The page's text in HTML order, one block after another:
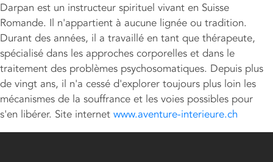
Darpan est un instructeur spirituel vivant en Suisse
Romande. Il n'appartient à aucune lignée ou tradition.
Durant des années, il a travaillé en tant que thérapeute,
spécialisé dans les approches corporelles et dans le
traitement des problèmes psychosomatiques. Depuis plus
de vingt ans, il n'a cessé d'explorer toujours plus loin les
mécanismes de la souffrance et les voies possibles pour
s'en libérer. Site internet www.aventure-interieure.ch